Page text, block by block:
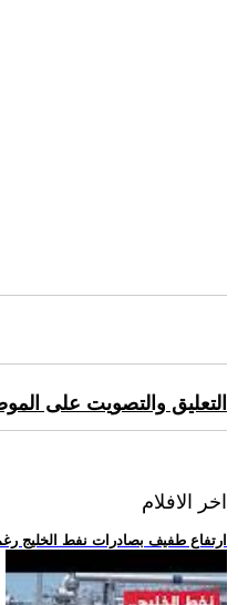
التعليق والتصويت على
اخر الافلام
.. ارتفاع طفيف بصادرات نفط الخليج